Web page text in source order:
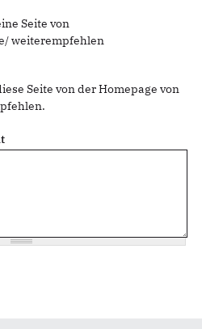
Seite von
weiterempfehlen
Seite von der Homepage von